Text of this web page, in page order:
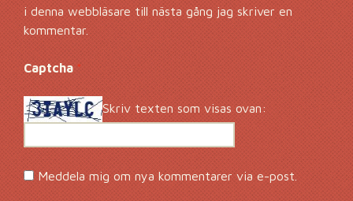
i denna webbläsare till nästa gång jag skriver en
kommentar.
Captcha*
Skriv texten som visas ovan:
Meddela mig om nya kommentarer via e-post.